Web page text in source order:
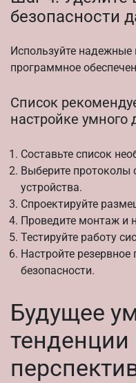
безопасности
Используйте надежные
программное
Список
настройке умного
Составьте список
Выберите протоколы
устройства.
Спроектируйте
Проведите монтаж и
Тестируйте работу
Настройте резервное
безопасности.
Будущее
тенденции